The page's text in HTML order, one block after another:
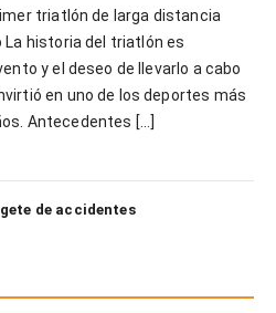
triatlón de larga distancia
historia del triatlón es
y el deseo de llevarlo a cabo
en uno de los deportes más
Antecedentes […]
de accidentes